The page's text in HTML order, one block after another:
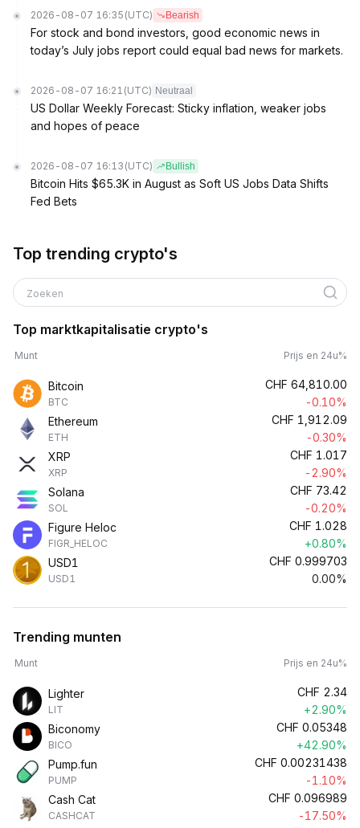
2026-08-07 16:35 (UTC) Bearish
For stock and bond investors, good economic news in
today’s July jobs report could equal bad news for markets.
2026-08-07 16:21 (UTC) Neutraal
US Dollar Weekly Forecast: Sticky inflation, weaker jobs
and hopes of peace
2026-08-07 16:13 (UTC) Bullish
Bitcoin Hits $65.3K in August as Soft US Jobs Data Shifts
Fed Bets
Top trending crypto's
Zoeken
Top marktkapitalisatie crypto's
Munt Prijs en 24u%
Bitcoin
BTC
CHF 64,810.00
-0.10%
Ethereum
ETH
CHF 1,912.09
-0.30%
XRP
XRP
CHF 1.017
-2.90%
Solana
SOL
CHF 73.42
-0.20%
Figure Heloc
FIGR_HELOC
CHF 1.028
+0.80%
USD1
USD1
CHF 0.999703
0.00%
Trending munten
Munt Prijs en 24u%
Lighter
LIT
CHF 2.34
+2.90%
Biconomy
BICO
CHF 0.05348
+42.90%
Pump.fun
PUMP
CHF 0.00231438
-1.10%
Cash Cat
CASHCAT
CHF 0.096989
-17.50%